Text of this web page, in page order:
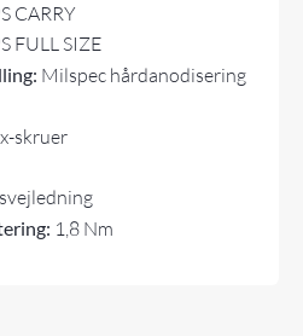
CARRY
FULL SIZE
Milspec hårdanodisering
skruer
1,8 Nm